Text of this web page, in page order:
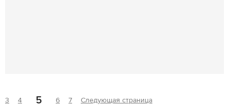
3 4 5 6 7 Следующая страница